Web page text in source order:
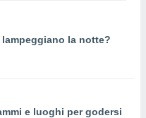
lampeggiano la notte?
e luoghi per godersi